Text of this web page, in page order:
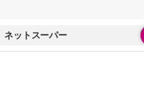
ネットスーパー